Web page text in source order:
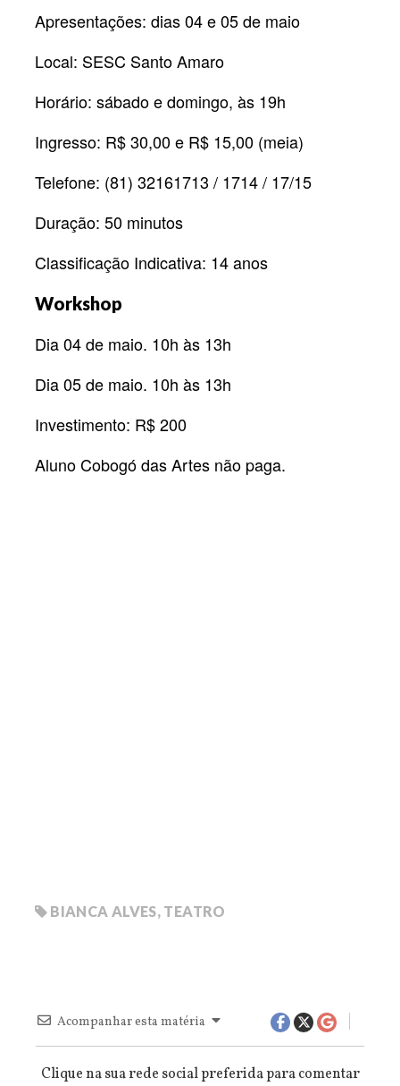
Apresentações: dias 04 e 05 de maio
Local: SESC Santo Amaro
Horário: sábado e domingo, às 19h
Ingresso: R$ 30,00 e R$ 15,00 (meia)
Telefone: (81) 32161713 / 1714 / 17/15
Duração: 50 minutos
Classificação Indicativa: 14 anos
Workshop
Dia 04 de maio. 10h às 13h
Dia 05 de maio. 10h às 13h
Investimento: R$ 200
Aluno Cobogó das Artes não paga.
BIANCA ALVES, TEATRO
Acompanhar esta matéria
Clique na sua rede social preferida para comentar